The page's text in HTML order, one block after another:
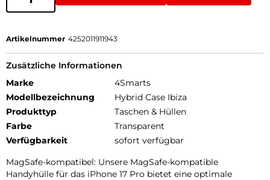
Artikelnummer 4252011911943
Zusätzliche Informationen
Marke
4Smarts
Modellbezeichnung
Hybrid Case Ibiza
Produkttyp
Taschen & Hüllen
Farbe
Transparent
Verfügbarkeit
sofort verfügbar
MagSafe-kompatibel: Unsere MagSafe-kompatible
Handyhülle für das iPhone 17 Pro bietet eine optimale